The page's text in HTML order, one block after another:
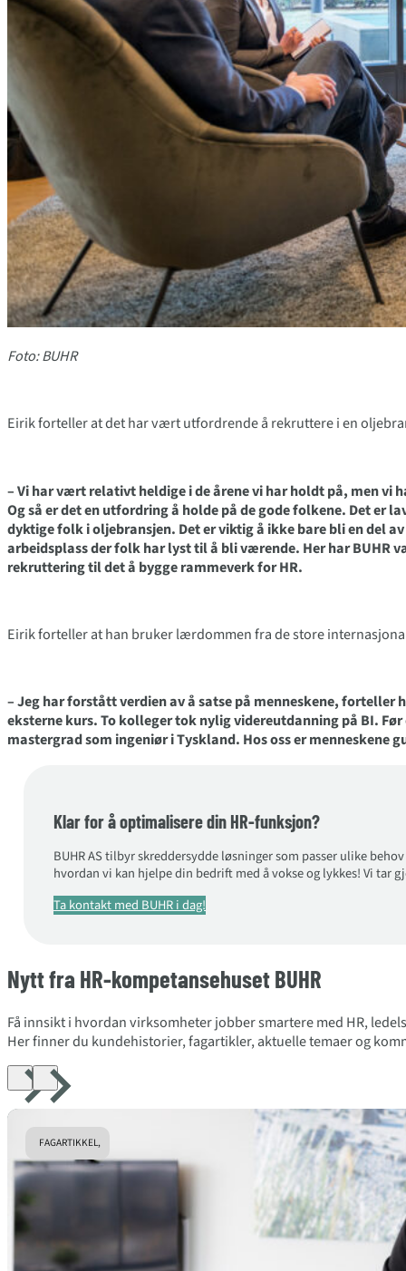
Foto: BUHR
Eirik forteller at det har vært utfordrende å rekruttere i en
– Vi har vært relativt heldige i de årene vi har holdt på, men vi
Og så er det en utfordring å holde på de gode folkene. Det er
dyktige folk i oljebransjen. Det er viktig å ikke bare bli en del
arbeidsplass der folk har lyst til å bli værende. Her har BUHR
rekruttering til det å bygge rammeverk for HR.
Eirik forteller at han bruker lærdommen fra de store
– Jeg har forstått verdien av å satse på menneskene, forteller
eksterne kurs. To kolleger tok nylig videreutdanning på BI.
mastergrad som ingeniør i Tyskland. Hos oss er menneskene
Klar for å optimalisere din HR-funksjon?
BUHR AS tilbyr skreddersydde løsninger som passer ulike
hvordan vi kan hjelpe din bedrift med å vokse og lykkes! Vi tar
Ta kontakt med BUHR i dag!
Nytt fra HR-kompetansehuset BUHR
Få innsikt i hvordan virksomheter jobber smartere med HR,
Her finner du kundehistorier, fagartikler, aktuelle temaer og
FAGARTIKKEL,